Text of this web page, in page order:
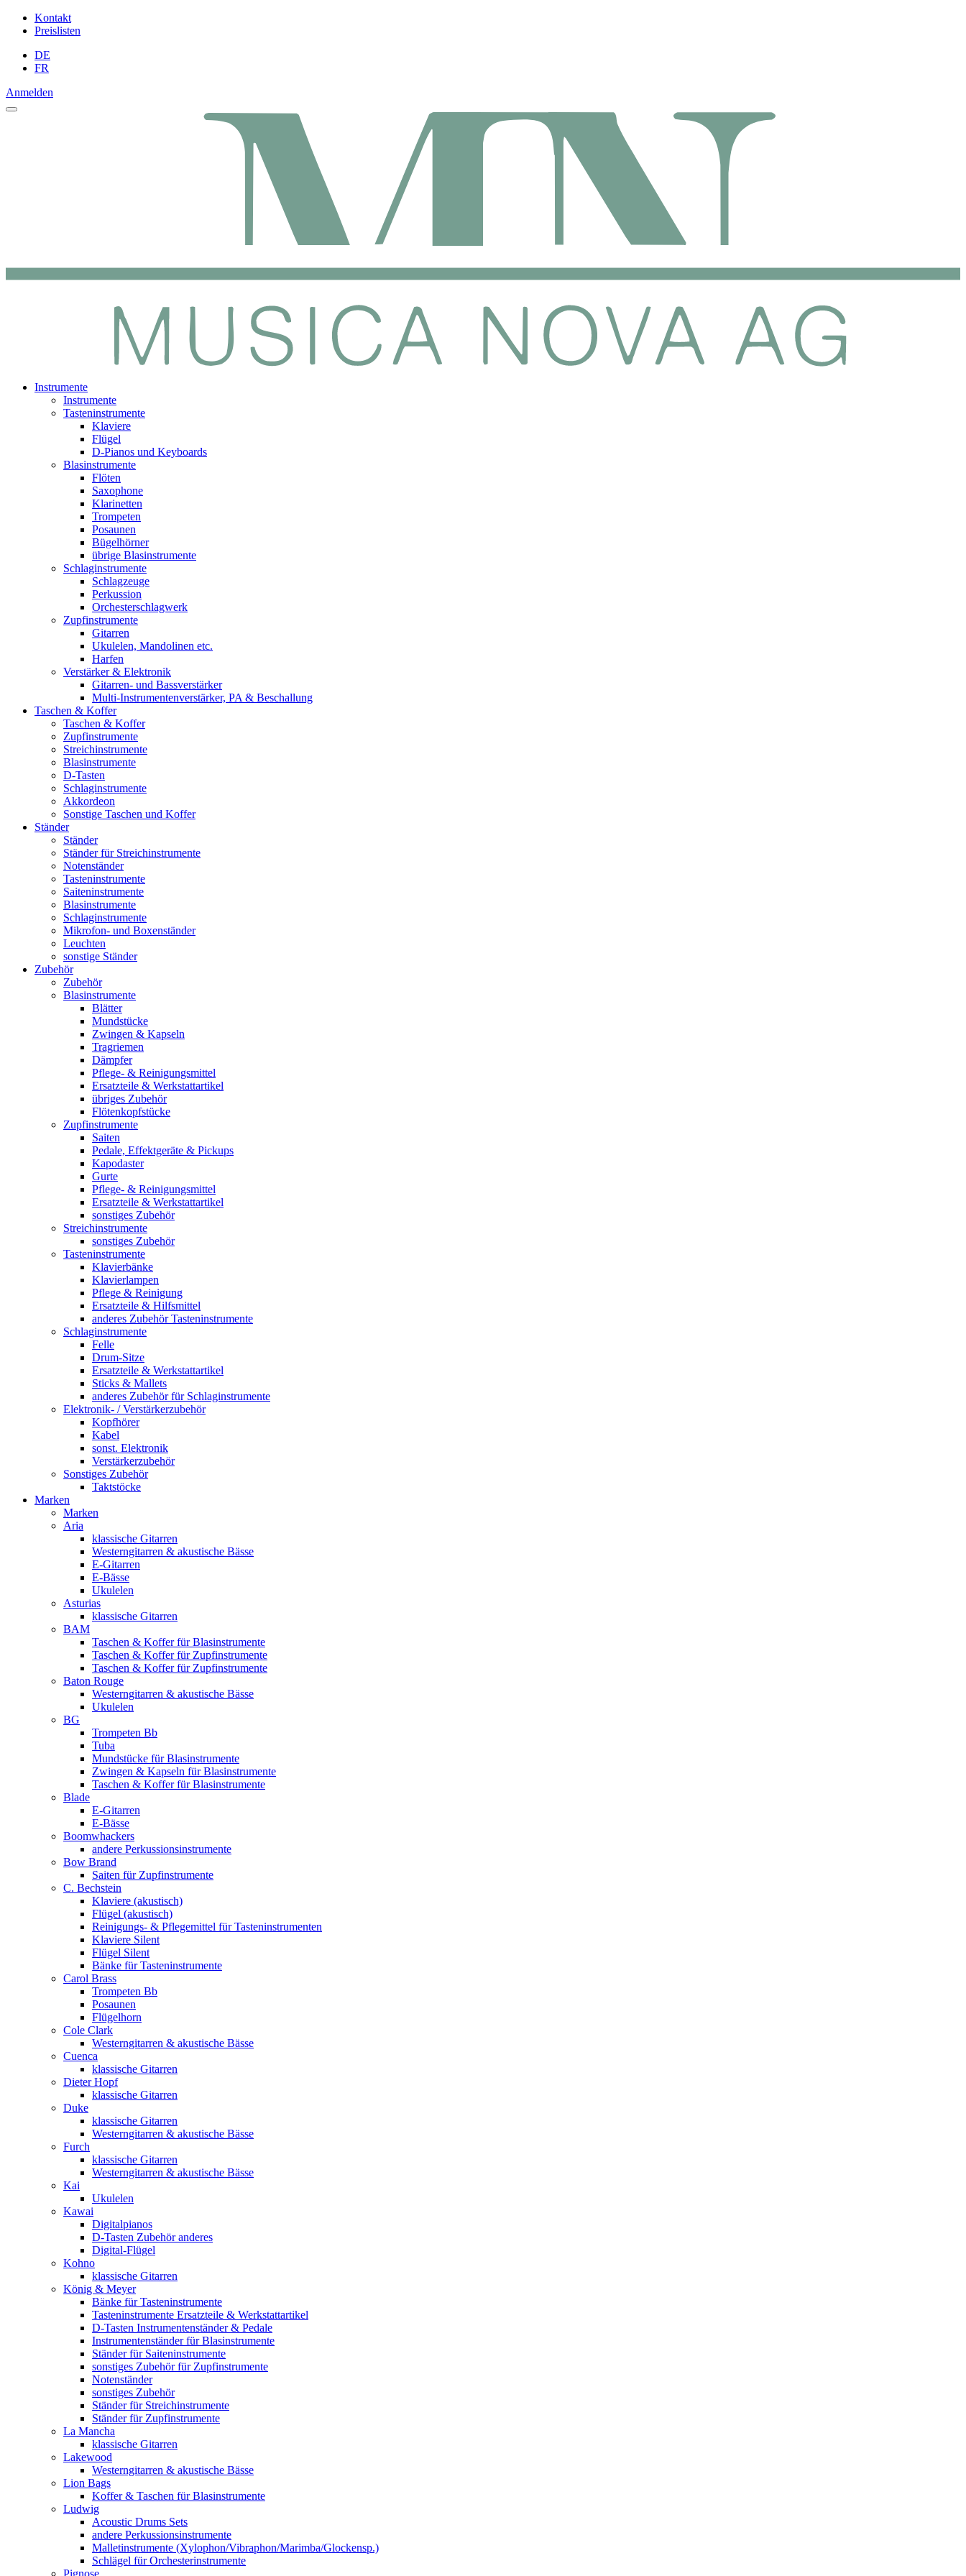
Kontakt
Preislisten
DE
FR
Anmelden
Instrumente
Instrumente
Tasteninstrumente
Klaviere
Flügel
D-Pianos und Keyboards
Blasinstrumente
Flöten
Saxophone
Klarinetten
Trompeten
Posaunen
Bügelhörner
übrige Blasinstrumente
Schlaginstrumente
Schlagzeuge
Perkussion
Orchesterschlagwerk
Zupfinstrumente
Gitarren
Ukulelen, Mandolinen etc.
Harfen
Verstärker & Elektronik
Gitarren- und Bassverstärker
Multi-Instrumentenverstärker, PA & Beschallung
Taschen & Koffer
Taschen & Koffer
Zupfinstrumente
Streichinstrumente
Blasinstrumente
D-Tasten
Schlaginstrumente
Akkordeon
Sonstige Taschen und Koffer
Ständer
Ständer
Ständer für Streichinstrumente
Notenständer
Tasteninstrumente
Saiteninstrumente
Blasinstrumente
Schlaginstrumente
Mikrofon- und Boxenständer
Leuchten
sonstige Ständer
Zubehör
Zubehör
Blasinstrumente
Blätter
Mundstücke
Zwingen & Kapseln
Tragriemen
Dämpfer
Pflege- & Reinigungsmittel
Ersatzteile & Werkstattartikel
übriges Zubehör
Flötenkopfstücke
Zupfinstrumente
Saiten
Pedale, Effektgeräte & Pickups
Kapodaster
Gurte
Pflege- & Reinigungsmittel
Ersatzteile & Werkstattartikel
sonstiges Zubehör
Streichinstrumente
sonstiges Zubehör
Tasteninstrumente
Klavierbänke
Klavierlampen
Pflege & Reinigung
Ersatzteile & Hilfsmittel
anderes Zubehör Tasteninstrumente
Schlaginstrumente
Felle
Drum-Sitze
Ersatzteile & Werkstattartikel
Sticks & Mallets
anderes Zubehör für Schlaginstrumente
Elektronik- / Verstärkerzubehör
Kopfhörer
Kabel
sonst. Elektronik
Verstärkerzubehör
Sonstiges Zubehör
Taktstöcke
Marken
Marken
Aria
klassische Gitarren
Westerngitarren & akustische Bässe
E-Gitarren
E-Bässe
Ukulelen
Asturias
klassische Gitarren
BAM
Taschen & Koffer für Blasinstrumente
Taschen & Koffer für Zupfinstrumente
Taschen & Koffer für Zupfinstrumente
Baton Rouge
Westerngitarren & akustische Bässe
Ukulelen
BG
Trompeten Bb
Tuba
Mundstücke für Blasinstrumente
Zwingen & Kapseln für Blasinstrumente
Taschen & Koffer für Blasinstrumente
Blade
E-Gitarren
E-Bässe
Boomwhackers
andere Perkussionsinstrumente
Bow Brand
Saiten für Zupfinstrumente
C. Bechstein
Klaviere (akustisch)
Flügel (akustisch)
Reinigungs- & Pflegemittel für Tasteninstrumenten
Klaviere Silent
Flügel Silent
Bänke für Tasteninstrumente
Carol Brass
Trompeten Bb
Posaunen
Flügelhorn
Cole Clark
Westerngitarren & akustische Bässe
Cuenca
klassische Gitarren
Dieter Hopf
klassische Gitarren
Duke
klassische Gitarren
Westerngitarren & akustische Bässe
Furch
klassische Gitarren
Westerngitarren & akustische Bässe
Kai
Ukulelen
Kawai
Digitalpianos
D-Tasten Zubehör anderes
Digital-Flügel
Kohno
klassische Gitarren
König & Meyer
Bänke für Tasteninstrumente
Tasteninstrumente Ersatzteile & Werkstattartikel
D-Tasten Instrumentenständer & Pedale
Instrumentenständer für Blasinstrumente
Ständer für Saiteninstrumente
sonstiges Zubehör für Zupfinstrumente
Notenständer
sonstiges Zubehör
Ständer für Streichinstrumente
Ständer für Zupfinstrumente
La Mancha
klassische Gitarren
Lakewood
Westerngitarren & akustische Bässe
Lion Bags
Koffer & Taschen für Blasinstrumente
Ludwig
Acoustic Drums Sets
andere Perkussionsinstrumente
Malletinstrumente (Xylophon/Vibraphon/Marimba/Glockensp.)
Schlägel für Orchesterinstrumente